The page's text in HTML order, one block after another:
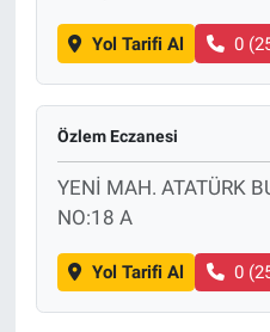
Yol Tarifi Al 0
Özlem Eczanesi
YENİ MAH. ATATÜRK
NO:18 A
Yol Tarifi Al 0